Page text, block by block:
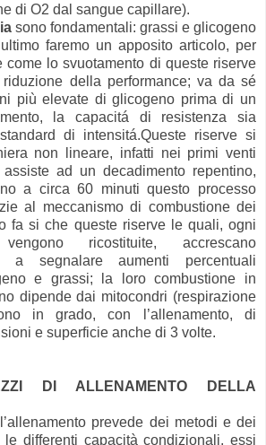
di O2 dal sangue capillare).
sono fondamentali: grassi e glicogeno
faremo un apposito articolo, per
come lo svuotamento di queste riserve
della performance; va da sé
più elevate di glicogeno prima di un
la capacitá di resistenza sia
di intensitá. Queste riserve si
non lineare, infatti nei primi venti
ad un decadimento repentino,
a circa 60 minuti questo processo
al meccanismo di combustione dei
fa si che queste riserve le quali, ogni
ricostituite, accrescano
a segnalare aumenti percentuali
e grassi; la loro combustione in
dipende dai mitocondri (respirazione
in grado, con l’allenamento, di
e superficie anche di 3 volte.
DI ALLENAMENTO DELLA
prevede dei metodi e dei
differenti capacità condizionali, essi